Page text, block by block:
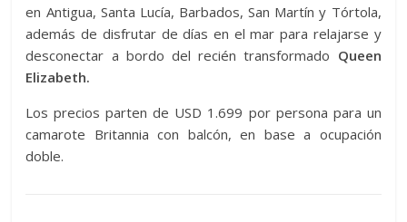
en Antigua, Santa Lucía, Barbados, San Martín y Tórtola,
además de disfrutar de días en el mar para relajarse y
desconectar a bordo del recién transformado Queen
Elizabeth.
Los precios parten de USD 1.699 por persona para un
camarote Britannia con balcón, en base a ocupación
doble.